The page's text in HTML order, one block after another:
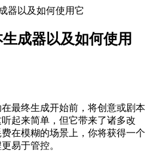
器以及如何使用它
成器以及如何使用
最终生成开始前，将创意或剧本
起来简单，但它带来了诸多改
在模糊的场景上，你将获得一个
易于管控。